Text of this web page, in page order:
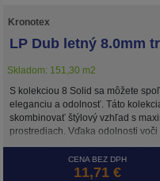
Kronotex
LP Dub letný 8.0mm
Skladom: 151,30 m2
S kolekciou 8 Solid sa môžete
eleganciu a odolnosť. Táto
skombinovať štýlový vzhľad s
prostrediach. Vďaka odolnosti
dom, štýlovú domácu kanceláriu
spĺňa potreby tých, ktorí
CENA BEZ DPH
11,71 €